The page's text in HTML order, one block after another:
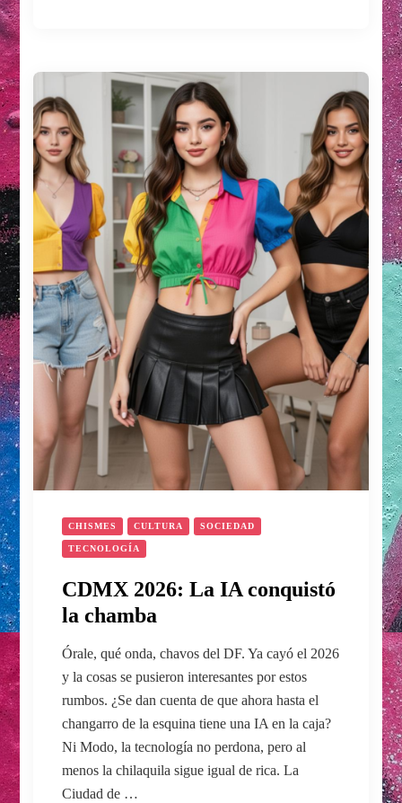
CHISMES CULTURA SOCIEDAD
TECNOLOGÍA
CDMX 2026: La IA conquistó
la chamba
Órale, qué onda, chavos del DF. Ya cayó el 2026
y la cosas se pusieron interesantes por estos
rumbos. ¿Se dan cuenta de que ahora hasta el
changarro de la esquina tiene una IA en la caja?
Ni Modo, la tecnología no perdona, pero al
menos la chilaquila sigue igual de rica. La
Ciudad de …